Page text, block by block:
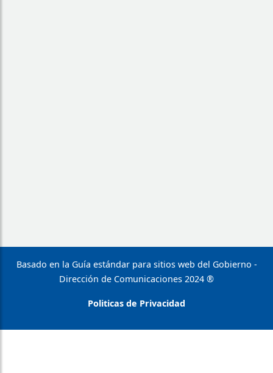
Basado en la Guía estándar para sitios web del Gobierno -
Dirección de Comunicaciones 2024 ®
Politicas de Privacidad